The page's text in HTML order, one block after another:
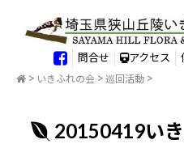
問合せ アクセス
いきふれの会 巡回活動
20150419い